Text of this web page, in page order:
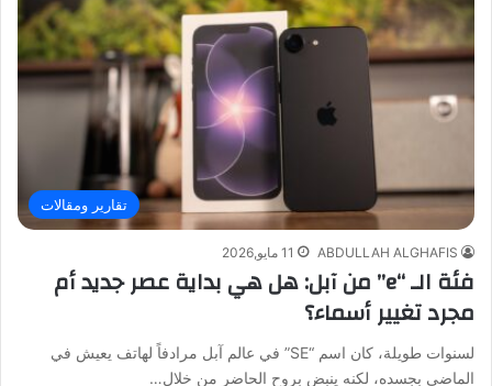
تقارير ومقالات
ABDULLAH ALGHAFIS 11 مايو,2026
فئة الـ “e” من آبل: هل هي بداية عصر جديد أم
مجرد تغيير أسماء؟
لسنوات طويلة، كان اسم “SE” في عالم آبل مرادفاً لهاتف يعيش في
الماضي بجسده، لكنه ينبض بروح الحاضر من خلال…